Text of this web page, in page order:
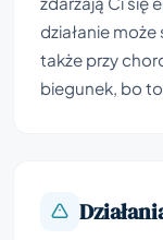
działanie
także przy
biegunek, bo